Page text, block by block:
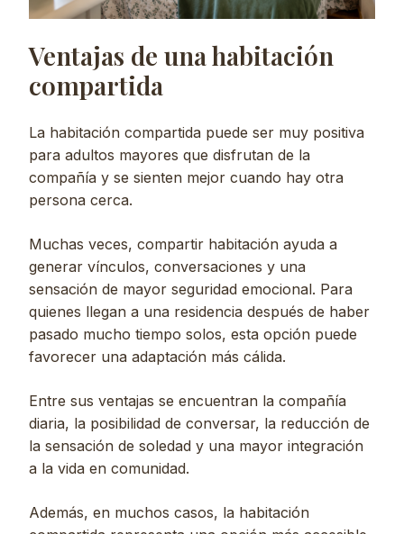
Ventajas de una habitación
compartida
La habitación compartida puede ser muy positiva
para adultos mayores que disfrutan de la
compañía y se sienten mejor cuando hay otra
persona cerca.
Muchas veces, compartir habitación ayuda a
generar vínculos, conversaciones y una
sensación de mayor seguridad emocional. Para
quienes llegan a una residencia después de haber
pasado mucho tiempo solos, esta opción puede
favorecer una adaptación más cálida.
Entre sus ventajas se encuentran la compañía
diaria, la posibilidad de conversar, la reducción de
la sensación de soledad y una mayor integración
a la vida en comunidad.
Además, en muchos casos, la habitación